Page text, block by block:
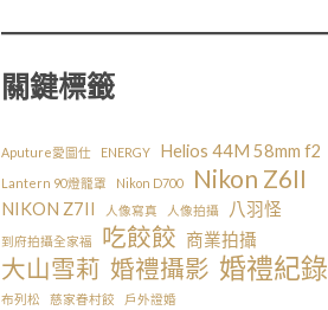
關鍵標籤
Aputure愛圖仕 ENERGY Helios 44M 58mm f2
Lantern 90燈籠罩 Nikon D700 Nikon Z6II
NIKON Z7II 人像寫真 人像拍攝 八羽怪
到府拍攝全家福 吃餃餃 商業拍攝
大山雪莉 婚禮攝影 婚禮紀錄
布列松 慈家眷村餃 戶外證婚